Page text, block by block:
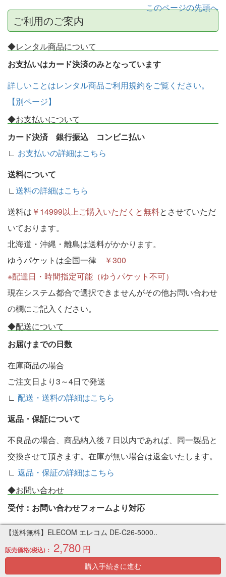
【送料無料】ELECOM エレコム DE-C26-5000..
販売価格(税込)： 2,780 円
購入手続きに進む
このページの先頭へ
ご利用のご案内
◆レンタル商品について
お支払いはカード決済のみとなっています
詳しいことはレンタル商品ご利用規約をご覧ください。
【別ページ】
◆お支払いについて
カード決済 銀行振込 コンビニ払い
∟ お支払いの詳細はこちら
送料について
∟送料の詳細はこちら
送料は ￥14999以上ご購入いただくと無料とさせていただ
いております。
北海道・沖縄・離島は送料がかかります。
ゆうパケットは全国一律
￥300
※配達日・時間指定可能（ゆうパケット不可）
現在システム都合で選択できませんがその他お問い合わせ
の欄にご記入ください。
◆配送について
お届けまでの日数
在庫商品の場合
ご注文日より3～4日で発送
∟ 配送・送料の詳細はこちら
返品・保証について
不良品の場合、商品納入後７日以内であれば、同一製品と
交換させて頂きます。在庫が無い場合は返金いたします。
∟ 返品・保証の詳細はこちら
◆お問い合わせ
受付：お問い合わせフォームより対応
なるべく早く対応させていただきますが、現在のところ10
時ぐらいから順次返信させていただいております。
▶お問合せはこちらから